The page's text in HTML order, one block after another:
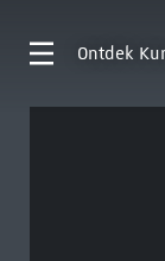
Ontdek